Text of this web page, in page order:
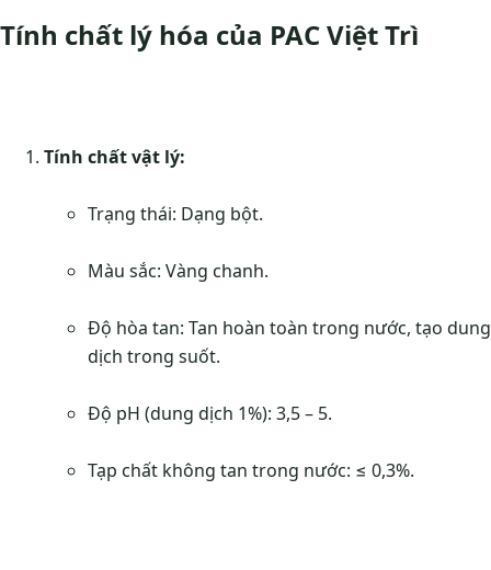
Tính chất lý hóa của PAC Việt Trì
Tính chất vật lý:
Trạng thái: Dạng bột.
Màu sắc: Vàng chanh.
Độ hòa tan: Tan hoàn toàn trong nước, tạo dung
dịch trong suốt.
Độ pH (dung dịch 1%): 3,5 – 5.
Tạp chất không tan trong nước: ≤ 0,3%.